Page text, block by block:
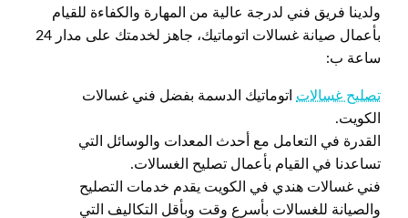
ولدينا فريق فني لدرجة عالية من المهارة والكفاءة للقيام
بأعمال صيانة غسالات اتوماتيك، جاهز لخدمتك على مدار 24
ساعة ب:
تصليح غسالات اتوماتيك الدسمة بفضل فني غسالات
الكويت.
القدرة في التعامل مع أحدث المعدات والوسائل التي
تساعدنا في القيام بأعمال تصليح الغسالات.
فني غسالات هندي في الكويت يقدم خدمات التصليح
والصيانة للغسالات بأسرع وقت وبأقل التكاليف التي